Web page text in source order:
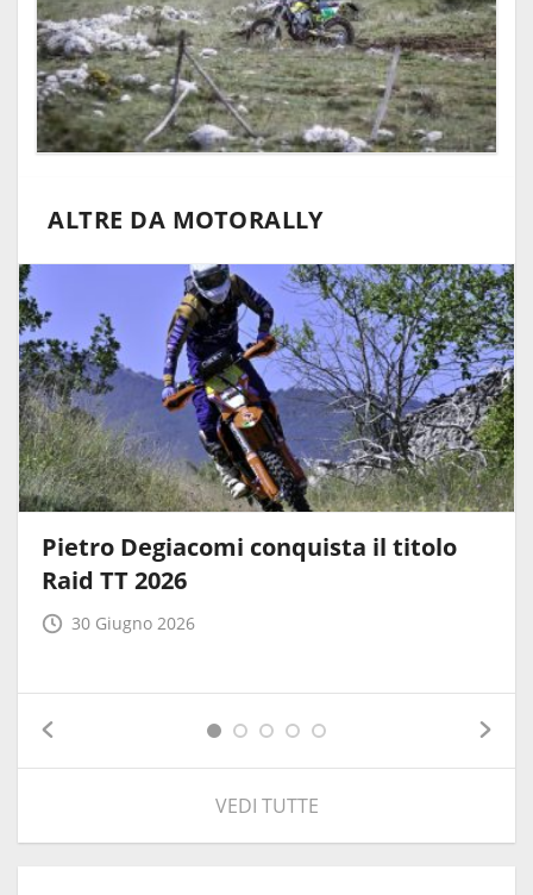
ALTRE DA MOTORALLY
Pietro Degiacomi conquista il titolo
Raid TT 2026
30 Giugno 2026
VEDI TUTTE